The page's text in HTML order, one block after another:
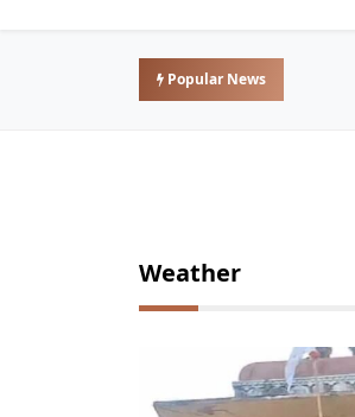
Popular News
Weather